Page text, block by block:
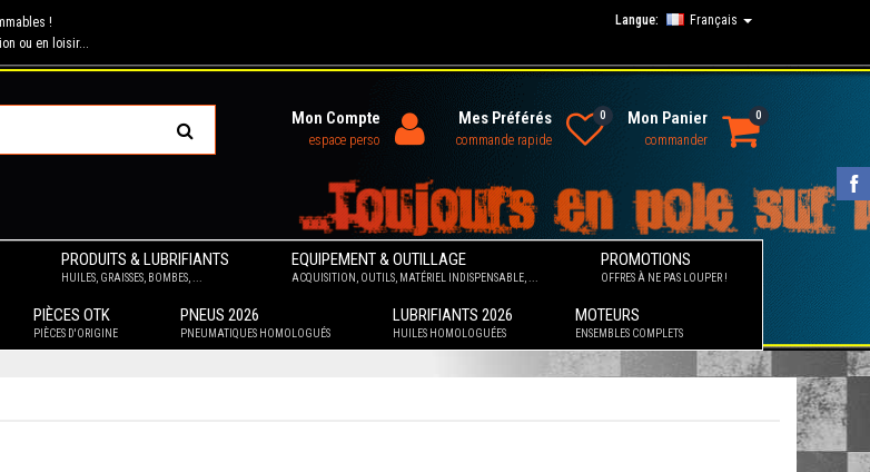
!
ou en loisir...
Langue: Français
Mon Compte
espace perso
Mes Préférés
commande rapide
0 Mon Panier
commander
0
PRODUITS & LUBRIFIANTS
HUILES, GRAISSES, BOMBES, ...
EQUIPEMENT & OUTILLAGE
ACQUISITION, OUTILS, MATÉRIEL INDISPENSABLE, ...
PROMOTIONS
OFFRES À NE PAS LOUPER !
PIÈCES OTK
PIÈCES D'ORIGINE
PNEUS 2026
PNEUMATIQUES HOMOLOGUÉS
LUBRIFIANTS 2026
HUILES HOMOLOGUÉES
MOTEURS
ENSEMBLES COMPLETS